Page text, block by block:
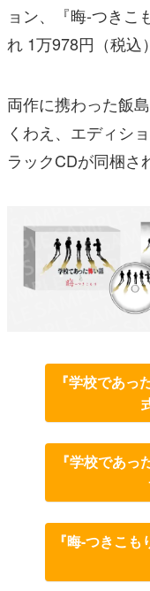
ョン、『晦󠄀-つきこ
れ 1万978円（税込
両作に携わった飯
くわえ、エディシ
ラックCDが同梱さ
『学校であ
『学校であ
『晦-つきこ